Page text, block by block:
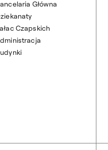
Główna
Czapskich